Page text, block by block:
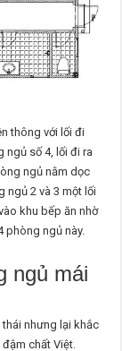
thông với lối đi
ngủ số 4, lối đi ra
ngủ nằm dọc
ngủ 2 và 3 một lối
khu bếp ăn nhờ
phòng ngủ này.
ngủ mái
nhưng lại khắc
chất Việt.